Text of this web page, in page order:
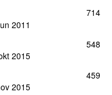
2011
714
2015
548
2015
459